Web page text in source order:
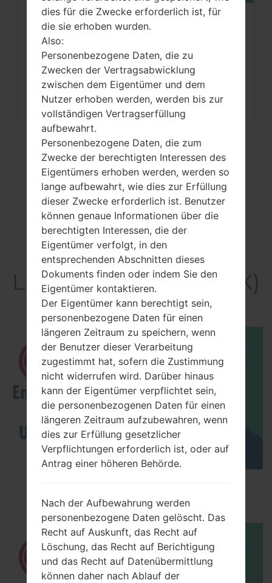
Wie kann man die
Werkseinstellungen durch Menü
auf...
Video
LGH631MX(LGH631MX)
akaLG G Stylo
Debugging on LG ?
dies für die Zwecke erforderlich ist, für
die sie erhoben wurden.
Also:
Personenbezogene Daten, die zu
Zwecken der Vertragsabwicklung
zwischen dem Eigentümer und dem
Nutzer erhoben werden, werden bis zur
vollständigen Vertragserfüllung
aufbewahrt.
Personenbezogene Daten, die zum
Zwecke der berechtigten Interessen des
Eigentümers erhoben werden, werden so
lange aufbewahrt, wie dies zur Erfüllung
dieser Zwecke erforderlich ist. Benutzer
können genaue Informationen über die
berechtigten Interessen, die der
Eigentümer verfolgt, in den
entsprechenden Abschnitten dieses
Dokuments finden oder indem Sie den
Eigentümer kontaktieren.
Der Eigentümer kann berechtigt sein,
personenbezogene Daten für einen
längeren Zeitraum zu speichern, wenn
der Benutzer dieser Verarbeitung
zugestimmt hat, sofern die Zustimmung
nicht widerrufen wird. Darüber hinaus
kann der Eigentümer verpflichtet sein,
die personenbezogenen Daten für einen
längeren Zeitraum aufzubewahren, wenn
dies zur Erfüllung gesetzlicher
Verpflichtungen erforderlich ist, oder auf
Antrag einer höheren Behörde.
Nach der Aufbewahrung werden
personenbezogene Daten gelöscht. Das
Recht auf Auskunft, das Recht auf
Löschung, das Recht auf Berichtigung
und das Recht auf Datenübermittlung
können daher nach Ablauf der